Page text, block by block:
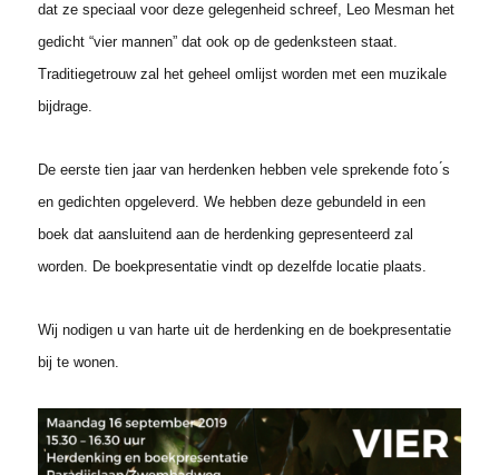
dat ze speciaal voor dezegelegenheid schreef, Leo Mesman het
gedicht “vier mannen” dat ook op de gedenksteenstaat.
Traditiegetrouw zal het geheel omlijst worden met een muzikale
bijdrage.
De eerste tien jaar van herdenken hebben vele sprekende foto ́s
en gedichten opgeleverd.We hebben deze gebundeld in een
boekdat aansluitend aan de herdenking gepresenteerdzal
worden. De boekpresentatie vindt op dezelfde locatie plaats.
Wij nodigen u van harte uit de herdenking en de boekpresentatie
bij te wonen.